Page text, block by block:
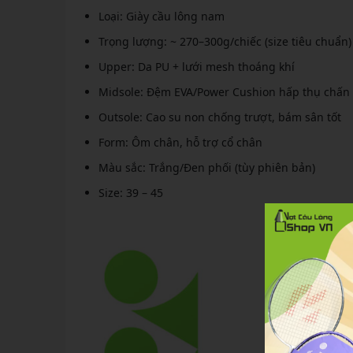
Loại: Giày cầu lông nam
Trọng lượng: ~ 270–300g/chiếc (size tiêu chuẩn)
Upper: Da PU + lưới mesh thoáng khí
Midsole: Đệm EVA/Power Cushion hấp thụ
Outsole: Cao su non chống trượt, bám sân tốt
Form: Ôm chân, hỗ trợ cổ chân
Màu sắc: Trắng/Đen phối (tùy phiên bản)
Size: 39 – 45